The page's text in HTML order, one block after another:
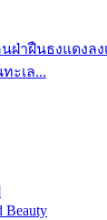
ฝ่าฝืนธงแดงล
ะเล...
Beauty